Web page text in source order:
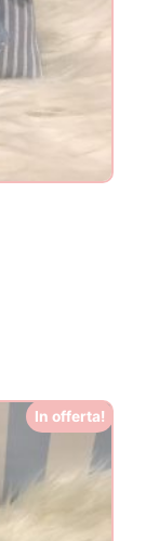
In offerta!